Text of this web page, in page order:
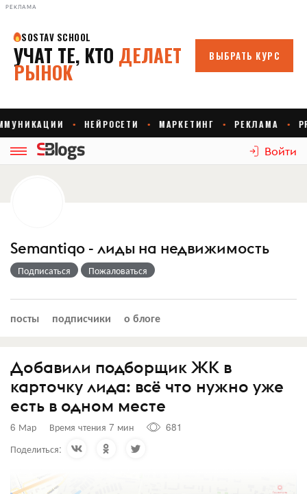
РЕКЛАМА
Войти
Semantiqo - лиды на недвижимость
Подписаться Пожаловаться
посты подписчики о блоге
Добавили подборщик ЖК в
карточку лида: всё что нужно уже
есть в одном месте
6 Мар Время чтения 7 мин
681
Поделиться: